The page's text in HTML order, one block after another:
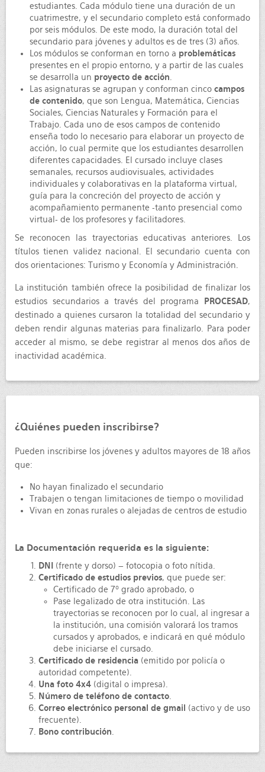
estudiantes. Cada módulo tiene una duración de un
cuatrimestre, y el secundario completo está conformado
por seis módulos. De este modo, la duración total del
secundario para jóvenes y adultos es de tres (3) años.
Los módulos se conforman en torno a problemáticas
presentes en el propio entorno, y a partir de las cuales
se desarrolla un proyecto de acción
Las asignaturas se agrupan y conforman cinco campos
de contenido, que son Lengua, Matemática, Ciencias
Sociales, Ciencias Naturales y Formación para el
Trabajo. Cada uno de esos campos de contenido
enseña todo lo necesario para elaborar un proyecto de
acción, lo cual permite que los estudiantes desarrollen
diferentes capacidades. El cursado incluye clases
semanales, recursos audiovisuales, actividades
individuales y colaborativas en la plataforma virtual,
guía para la concreción del proyecto de acción y
acompañamiento permanente -tanto presencial como
virtual- de los profesores y facilitadores.
Se reconocen las trayectorias educativas anteriores. Los
títulos tienen validez nacional. El secundario cuenta con
dos orientaciones: Turismo y Economía y Administración.
La institución también ofrece la posibilidad de finalizar los
estudios secundarios a través del programa PROCESAD,
destinado a quienes cursaron la totalidad del secundario y
deben rendir algunas materias para finalizarlo. Para poder
acceder al mismo, se debe registrar al menos dos años de
inactividad académica.
¿Quiénes pueden inscribirse?
Pueden inscribirse los jóvenes y adultos mayores de 18 años
que:
No hayan finalizado el secundario
Trabajen o tengan limitaciones de tiempo o movilidad
Vivan en zonas rurales o alejadas de centros de estudio
La Documentación requerida es la siguiente:
DNI (frente y dorso) – fotocopia o foto nítida.
Certificado de estudios previos, que puede ser:
Certificado de 7º grado aprobado, o
Pase legalizado de otra institución. Las
trayectorias se reconocen por lo cual, al ingresar a
la institución, una comisión valorará los tramos
cursados y aprobados, e indicará en qué módulo
debe iniciarse el cursado.
Certificado de residencia (emitido por policía o
autoridad competente).
Una foto 4x4 (digital o impresa).
Número de teléfono de contacto
Correo electrónico personal de gmail (activo y de uso
frecuente).
Bono contribución